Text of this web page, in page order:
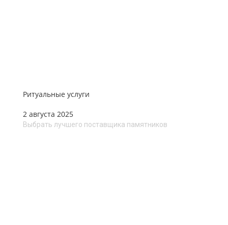
Ритуальные услуги
2 августа 2025
Выбрать лучшего поставщика памятников